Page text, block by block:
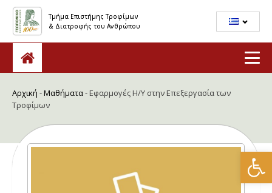
Τμήμα Επιστήμης Τροφίμων
& Διατροφής του Ανθρώπου
Αρχική -Μαθήματα-Εφαρμογές Η/Υ στην Επεξεργασία των
Τροφίμων